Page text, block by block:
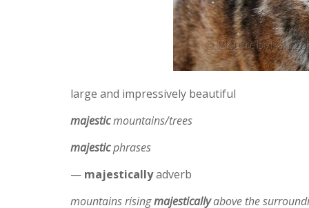
large and impressively beautiful
majesticmountains/trees
majesticphrases
— majesticallyadverb
mountains risingmajesticallyabove the